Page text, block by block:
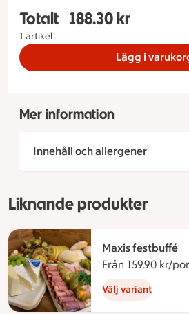
Totalt
1 artikel
Totalt 1 stycken
188.30 kr
Lägg i
Mer information
Innehåll och allergener
Liknande produkter
Maxis festbuffé
Från 159.90 kr/
Välj variant